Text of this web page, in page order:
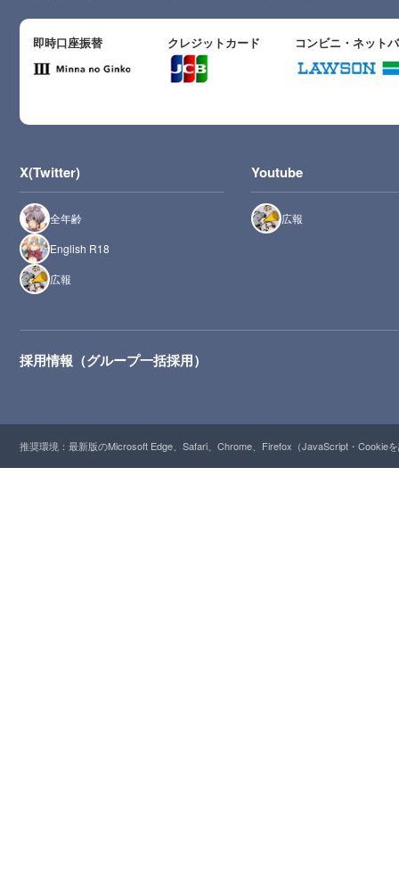
即時口座振替 クレジットカード コンビニ・ネット
X(Twitter)
全年齢
English R18
広報
Youtube
広報
採用情報（グループ一括採用）
推奨環境：最新版のMicrosoft Edge、Safari、Chrome、Firefox（JavaScript・Cookie